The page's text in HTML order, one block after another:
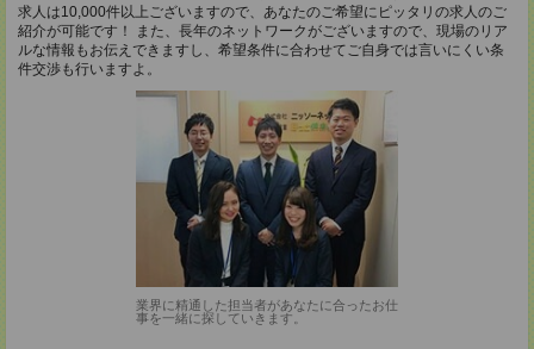
求人は10,000件以上ございますので、あなたのご希望にピッタリの求人のご
紹介が可能です！ また、長年のネットワークがございますので、現場のリア
ルな情報もお伝えできますし、希望条件に合わせてご自身では言いにくい条
件交渉も行いますよ。
業界に精通した担当者があなたに合ったお仕
事を一緒に探していきます。